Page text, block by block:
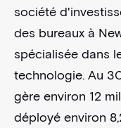
société
des bureaux à
spécialisée dans
technologie. Au
gère environ 12
déployé environ